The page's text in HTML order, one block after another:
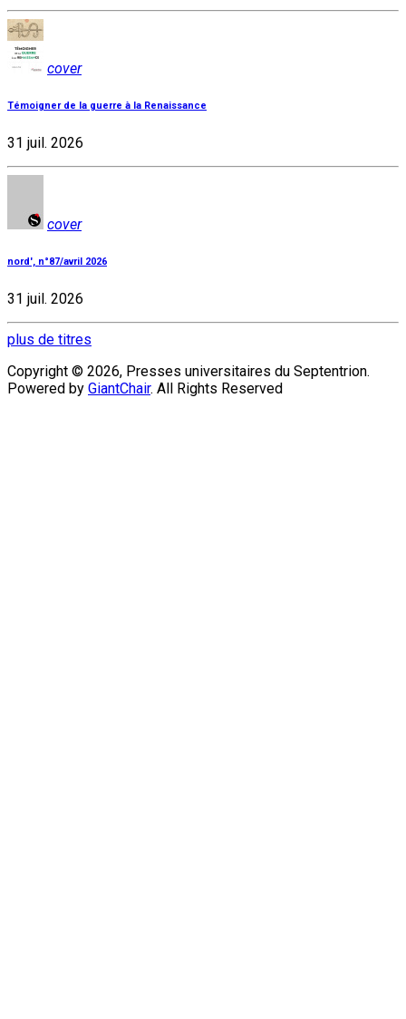
cover
Témoigner de la guerre à la Renaissance
31 juil. 2026
cover
nord', n°87/avril 2026
31 juil. 2026
plus de titres
Copyright © 2026, Presses universitaires du Septentrion.
Powered by GiantChair. All Rights Reserved